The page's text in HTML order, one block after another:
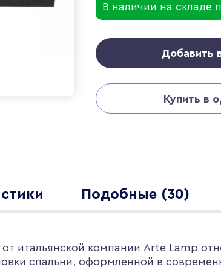
В наличии на складе
Добавить
Купить в
Подобные (30)
итальянской компании Arte Lamp
спальни, оформленной в